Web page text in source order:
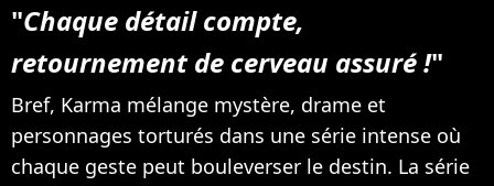
"Chaque détail compte,
retournement de cerveau assuré !"
Bref, Karma mélange mystère, drame et
personnages torturés dans une série intense où
chaque geste peut bouleverser le destin. La série